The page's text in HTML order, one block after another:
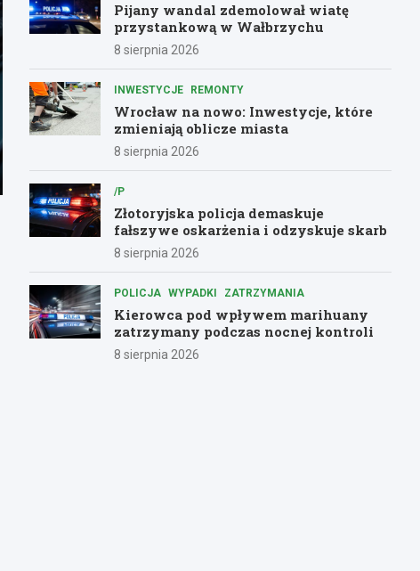
Pijany wandal zdemolował wiatę
przystankową w Wałbrzychu
8 sierpnia 2026
INWESTYCJE REMONTY
Wrocław na nowo: Inwestycje, które
zmieniają oblicze miasta
8 sierpnia 2026
/P
Złotoryjska policja demaskuje
fałszywe oskarżenia i odzyskuje skarb
8 sierpnia 2026
POLICJA WYPADKI ZATRZYMANIA
Kierowca pod wpływem marihuany
zatrzymany podczas nocnej kontroli
8 sierpnia 2026